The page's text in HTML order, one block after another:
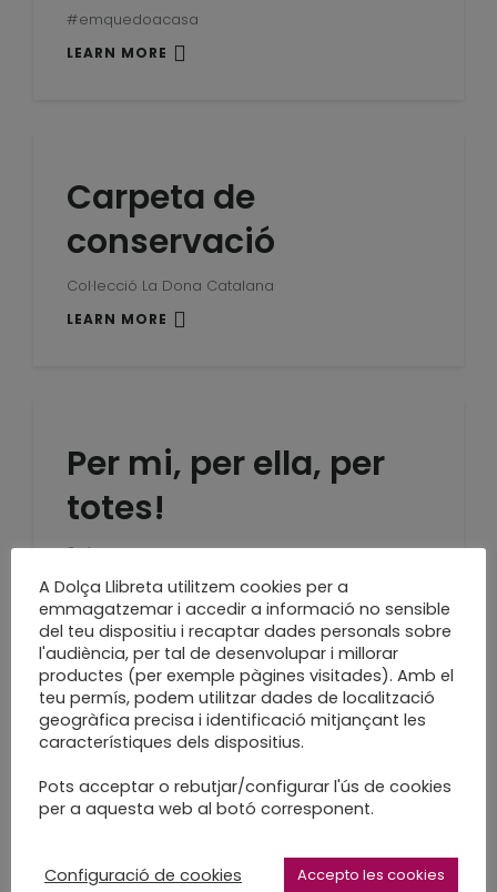
#emquedoacasa
LEARN MORE
Carpeta de
conservació
Col·lecció La Dona Catalana
LEARN MORE
Per mi, per ella, per
totes!
8 de març
LEARN MORE
Tot a punt per relligar
LEARN MORE
A Dolça Llibreta utilitzem cookies per a
emmagatzemar i accedir a informació no sensible
del teu dispositiu i recaptar dades personals sobre
l'audiència, per tal de desenvolupar i millorar
productes (per exemple pàgines visitades). Amb el
teu permís, podem utilitzar dades de localització
geogràfica precisa i identificació mitjançant les
característiques dels dispositius.
Pots acceptar o rebutjar/configurar l'ús de cookies
per a aquesta web al botó corresponent.
Configuració de cookies Accepto les cookies